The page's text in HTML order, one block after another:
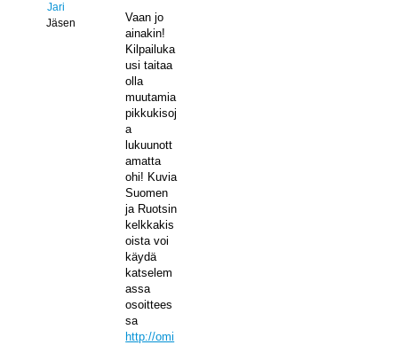
Jari
Jäsen
Vaan jo
ainakin!
Kilpailuka
usi taitaa
olla
muutamia
pikkukisoj
a
lukuunott
amatta
ohi! Kuvia
Suomen
ja Ruotsin
kelkkakis
oista voi
käydä
katselem
assa
osoittees
sa
http://omi